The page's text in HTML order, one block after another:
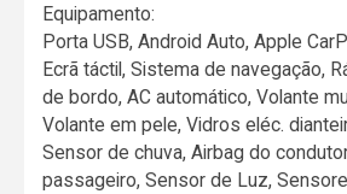
Equipamento:
Porta USB, Android Auto, Apple
Ecrã táctil, Sistema de navegação,
de bordo, AC automático, Volante
Volante em pele, Vidros eléc.
Sensor de chuva, Airbag do
passageiro, Sensor de Luz,